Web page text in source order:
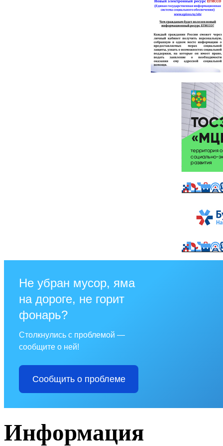
Не убран мусор, яма
на дороге, не горит
фонарь?
Столкнулись с проблемой —
сообщите о ней!
Сообщить о проблеме
Информация